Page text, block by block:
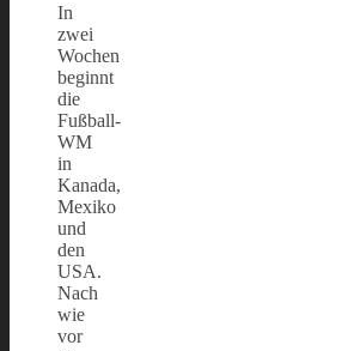
In
zwei
Wochen
beginnt
die
Fußball-
WM
in
Kanada,
Mexiko
und
den
USA.
Nach
wie
vor